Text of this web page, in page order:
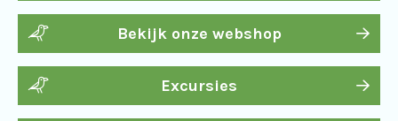
Bekijk onze webshop
Excursies